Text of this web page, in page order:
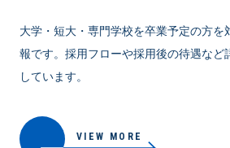
大学・短大・専門学校を卒業予定の方を
報です。採用フローや採用後の待遇など
しています。
VIEW MORE